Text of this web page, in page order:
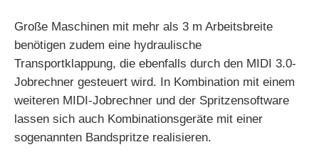
Große Maschinen mit mehr als 3 m Arbeitsbreite
benötigen zudem eine hydraulische
Transportklappung, die ebenfalls durch den MIDI 3.0-
Jobrechner gesteuert wird. In Kombination mit einem
weiteren MIDI-Jobrechner und der Spritzensoftware
lassen sich auch Kombinationsgeräte mit einer
sogenannten Bandspritze realisieren.